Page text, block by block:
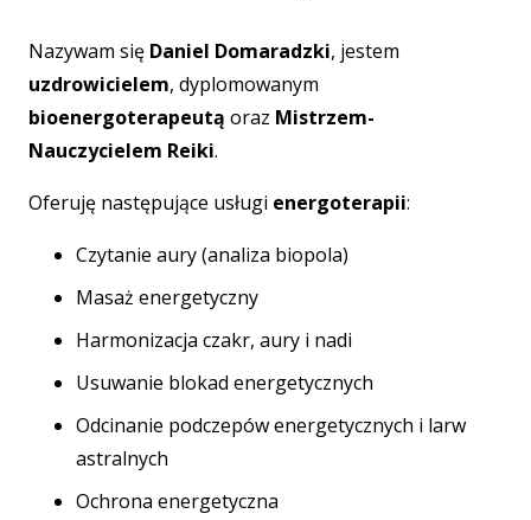
Nazywam się Daniel Domaradzki, jestem
uzdrowicielem, dyplomowanym
bioenergoterapeutą oraz Mistrzem-
Nauczycielem Reiki.
Oferuję następujące usługi energoterapii:
Czytanie aury (analiza biopola)
Masaż energetyczny
Harmonizacja czakr, aury i nadi
Usuwanie blokad energetycznych
Odcinanie podczepów energetycznych i larw
astralnych
Ochrona energetyczna